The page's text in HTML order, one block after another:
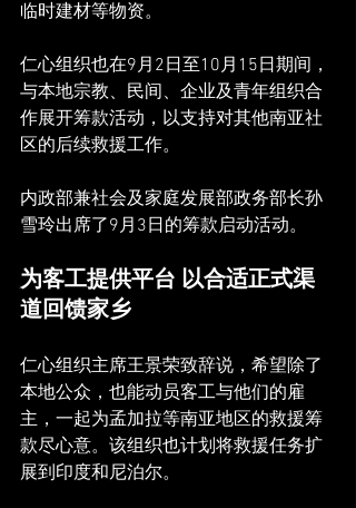
临时建材等物资。
仁心组织也在9月2日至10月15日期间，
与本地宗教、民间、企业及青年组织合
作展开筹款活动，以支持对其他南亚社
区的后续救援工作。
内政部兼社会及家庭发展部政务部长孙
雪玲出席了9月3日的筹款启动活动。
为客工提供平台 以合适正式渠
道回馈家乡
仁心组织主席王景荣致辞说，希望除了
本地公众，也能动员客工与他们的雇
主，一起为孟加拉等南亚地区的救援筹
款尽心意。该组织也计划将救援任务扩
展到印度和尼泊尔。